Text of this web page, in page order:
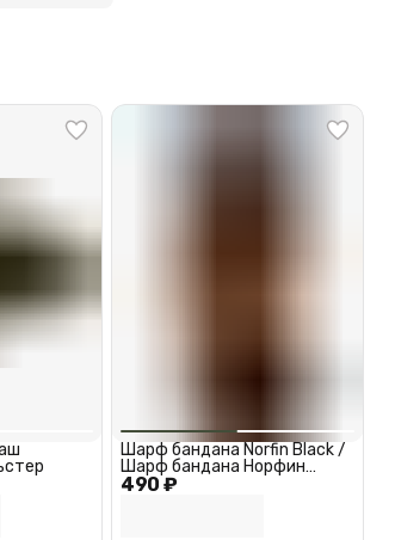
490 ₽
Шарф бандана Norfin Black /
Шарф бандана Норфин
Черная АМ 6527